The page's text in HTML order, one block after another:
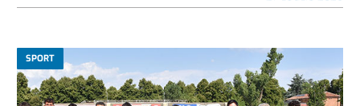
SPORT